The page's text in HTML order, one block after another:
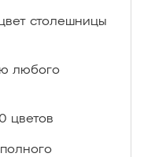
столешницы
любого
цветов